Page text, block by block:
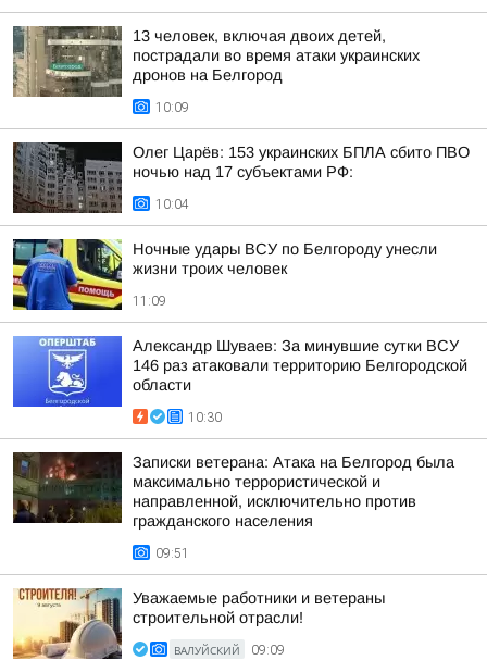
13 человек, включая двоих детей,
пострадали во время атаки украинских
дронов на Белгород
10:09
Олег Царёв: 153 украинских БПЛА сбито ПВО
ночью над 17 субъектами РФ:
10:04
Ночные удары ВСУ по Белгороду унесли
жизни троих человек
11:09
Александр Шуваев: За минувшие сутки ВСУ
146 раз атаковали территорию Белгородской
области
10:30
Записки ветерана: Атака на Белгород была
максимально террористической и
направленной, исключительно против
гражданского населения
09:51
Уважаемые работники и ветераны
строительной отрасли!
ВАЛУЙСКИЙ 09:09